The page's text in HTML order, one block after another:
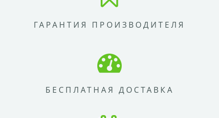
ГАРАНТИЯ ПРОИЗВОДИТЕЛЯ
БЕСПЛАТНАЯ ДОСТАВКА